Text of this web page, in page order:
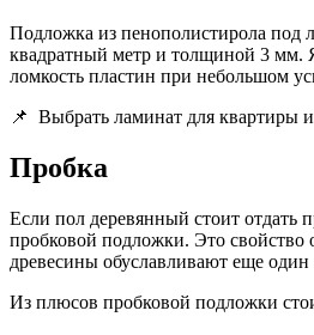
Подложка из пенополистирола под
квадратный метр и толщиной 3 мм.
ломкость пластин при небольшом
📌 Выбрать ламинат для квартиры
Пробка
Если пол деревянный стоит отдать
пробковой подложки. Это свойство
древесины обуславливают еще
Из плюсов пробковой подложки